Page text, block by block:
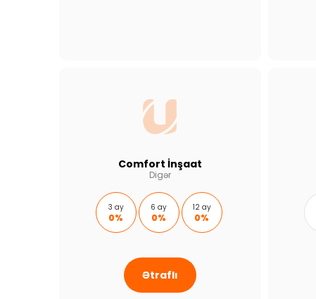
Comfort İnşaat
Digər
3 ay
0%
6 ay
0%
12 ay
0%
Ətraflı